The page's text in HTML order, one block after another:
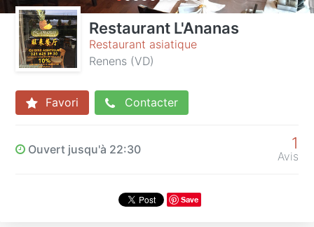
Restaurant L'Ananas
Restaurant asiatique
Renens (VD)
Favori Contacter
Ouvert jusqu'à 22:30 1
Avis
Save